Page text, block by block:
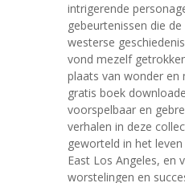
intrigerende
gebeurtenissen die
westerse
vond mezelf
plaats van wonder en
gratis boek
voorspelbaar en
verhalen in deze
geworteld in het
East Los Angeles, en
worstelingen en